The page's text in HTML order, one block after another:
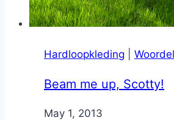
Hardloopkleding
Beam me up, Scotty!
ByNicole
May 1, 2013